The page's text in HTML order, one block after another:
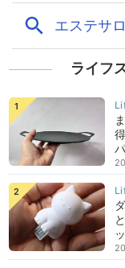
ライフ